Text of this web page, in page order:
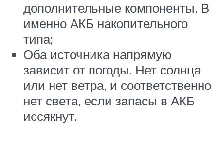
дополнительные компоненты. В
именно АКБ накопительного
типа;
Оба источника напрямую
зависит от погоды. Нет солнца
или нет ветра, и соответственно
нет света, если запасы в АКБ
иссякнут.